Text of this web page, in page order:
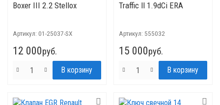
Boxer III 2.2 Stellox
Артикул: 01-25037-SX
12 000руб.
Traffic ll 1.9dCi ERA
Артикул: 555032
15 000руб.